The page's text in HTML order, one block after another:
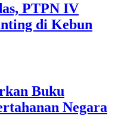
PTPN IV
di Kebun
Buku
Negara